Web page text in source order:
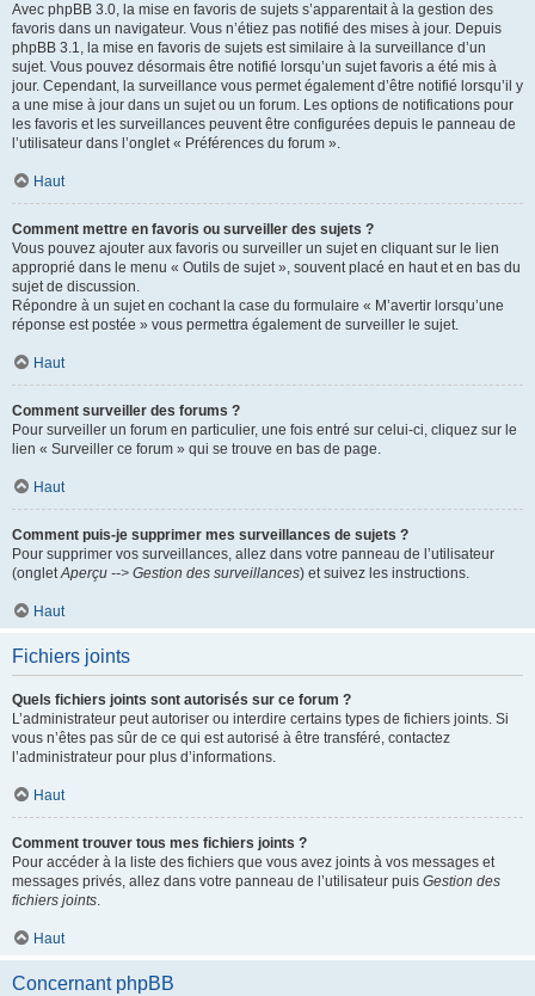
Avec phpBB 3.0, la mise en favoris de sujets s’apparentait à la gestion des
favoris dans un navigateur. Vous n’étiez pas notifié des mises à jour. Depuis
phpBB 3.1, la mise en favoris de sujets est similaire à la surveillance d’un
sujet. Vous pouvez désormais être notifié lorsqu’un sujet favoris a été mis à
jour. Cependant, la surveillance vous permet également d’être notifié lorsqu’il y
a une mise à jour dans un sujet ou un forum. Les options de notifications pour
les favoris et les surveillances peuvent être configurées depuis le panneau de
l’utilisateur dans l’onglet « Préférences du forum ».
Haut
Comment mettre en favoris ou surveiller des sujets ?
Vous pouvez ajouter aux favoris ou surveiller un sujet en cliquant sur le lien
approprié dans le menu « Outils de sujet », souvent placé en haut et en bas du
sujet de discussion.
Répondre à un sujet en cochant la case du formulaire « M’avertir lorsqu’une
réponse est postée » vous permettra également de surveiller le sujet.
Haut
Comment surveiller des forums ?
Pour surveiller un forum en particulier, une fois entré sur celui-ci, cliquez sur le
lien « Surveiller ce forum » qui se trouve en bas de page.
Haut
Comment puis-je supprimer mes surveillances de sujets ?
Pour supprimer vos surveillances, allez dans votre panneau de l’utilisateur
(ongletAperçu --> Gestion des surveillances) et suivez les instructions.
Haut
Fichiers joints
Quels fichiers joints sont autorisés sur ce forum ?
L’administrateur peut autoriser ou interdire certains types de fichiers joints. Si
vous n’êtes pas sûr de ce qui est autorisé à être transféré, contactez
l’administrateur pour plus d’informations.
Haut
Comment trouver tous mes fichiers joints ?
Pour accéder à la liste des fichiers que vous avez joints à vos messages et
messages privés, allez dans votre panneau de l’utilisateur puis Gestion des
fichiers joints.
Haut
Concernant phpBB